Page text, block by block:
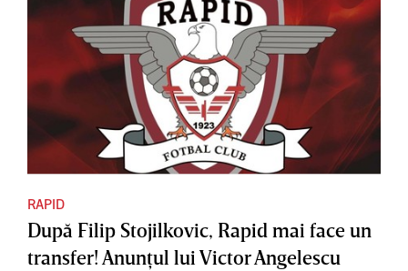
RAPID
După Filip Stojilkovic, Rapid mai face un
transfer! Anunţul lui Victor Angelescu